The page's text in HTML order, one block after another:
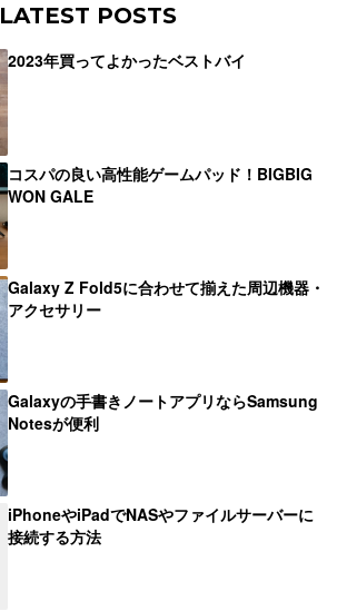
LATEST POSTS
2023年買ってよかったベストバイ
コスパの良い高性能ゲームパッド！BIGBIG
WON GALE
Galaxy Z Fold5に合わせて揃えた周辺機器・
アクセサリー
Galaxyの手書きノートアプリならSamsung
Notesが便利
iPhoneやiPadでNASやファイルサーバーに
接続する方法